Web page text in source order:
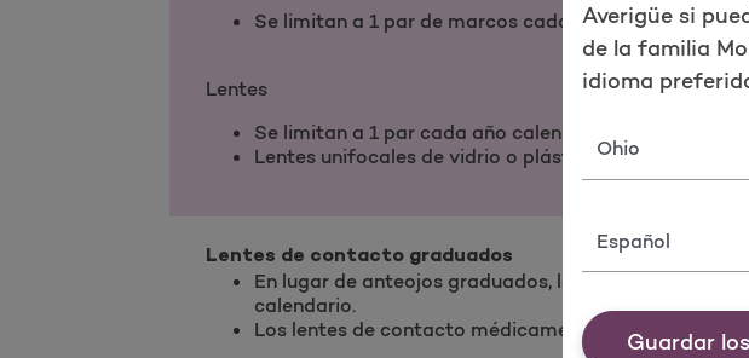
Averigüe si
de la familia
idioma
Estado
Idioma
Guardar
Se limitan a 1 par de marcos cada año calendario
Lentes
Se limitan a 1 par cada año calendario
Lentes unifocales de vidrio o plástico, bifocales con
Lentes de contacto graduados
En lugar de anteojos graduados, los materiales y
calendario.
Los lentes de contacto médicamente necesarios